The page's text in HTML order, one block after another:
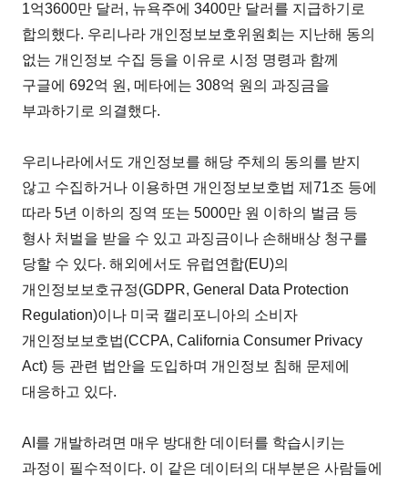
1억3600만 달러, 뉴욕주에 3400만 달러를 지급하기로
합의했다. 우리나라 개인정보보호위원회는 지난해 동의
없는 개인정보 수집 등을 이유로 시정 명령과 함께
구글에 692억 원, 메타에는 308억 원의 과징금을
부과하기로 의결했다.
우리나라에서도 개인정보를 해당 주체의 동의를 받지
않고 수집하거나 이용하면 개인정보보호법 제71조 등에
따라 5년 이하의 징역 또는 5000만 원 이하의 벌금 등
형사 처벌을 받을 수 있고 과징금이나 손해배상 청구를
당할 수 있다. 해외에서도 유럽연합(EU)의
개인정보보호규정(GDPR, General Data Protection
Regulation)이나 미국 캘리포니아의 소비자
개인정보보호법(CCPA, California Consumer Privacy
Act) 등 관련 법안을 도입하며 개인정보 침해 문제에
대응하고 있다.
AI를 개발하려면 매우 방대한 데이터를 학습시키는
과정이 필수적이다. 이 같은 데이터의 대부분은 사람들에